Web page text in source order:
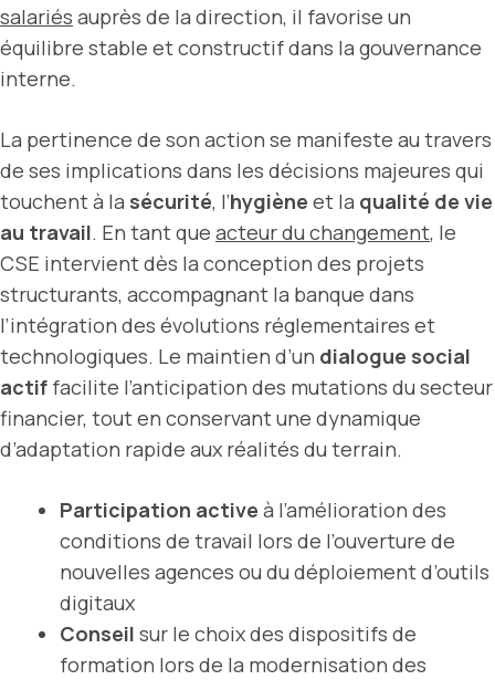
salariés auprès de la direction, il favorise un
équilibre stable et constructif dans la gouvernance
interne.
La pertinence de son action se manifeste au travers
de ses implications dans les décisions majeures qui
touchent à la sécurité, l’hygiène et la qualité de vie
au travail. En tant que acteur du changement, le
CSE intervient dès la conception des projets
structurants, accompa­gnant la banque dans
l’intégration des évolutions réglementaires et
technologiques. Le maintien d’un dialogue social
actif facilite l’anticipation des mutations du secteur
financier, tout en conservant une dynamique
d’adaptation rapide aux réalités du terrain.
Participation active à l’amélioration des
conditions de travail lors de l’ouverture de
nouvelles agences ou du déploiement d’outils
digitaux
Conseil sur le choix des dispositifs de
formation lors de la modernisation des